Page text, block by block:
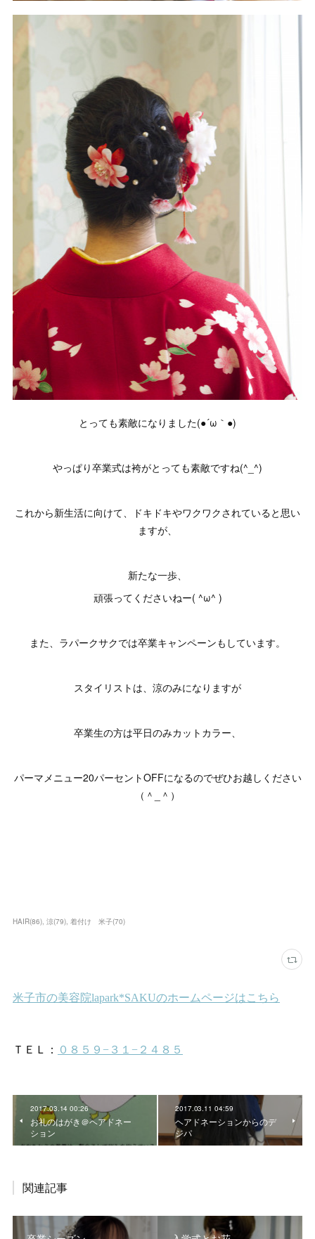
とっても素敵になりました(●´ω｀●)
やっぱり卒業式は袴がとっても素敵ですね(^_^)
これから新生活に向けて、ドキドキやワクワクされていると思い
ますが、
新たな一歩、
頑張ってくださいねー( ^ω^ )
また、ラパークサクでは卒業キャンペーンもしています。
スタイリストは、涼のみになりますが
卒業生の方は平日のみカットカラー、
パーマメニュー20パーセントOFFになるのでぜひお越しください
（＾_＾）
HAIR(86) 涼(79) 着付け 米子(70)
2017.03.14 00:26
お礼のはがき＠ヘアドネー
ション
2017.03.11 04:59
ヘアドネーションからのデ
ジパ
関連記事